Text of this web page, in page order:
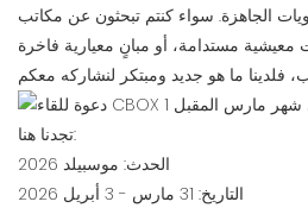
الجاهزة. سواء كنتم تبحثون عن مكاتب
معيشية مستدامة، أو مبانٍ معيارية فاخرة
تجدنا هنا:
الحدث: موسبيلد 2026
التاريخ: 31 مارس - 3 أبريل 2026